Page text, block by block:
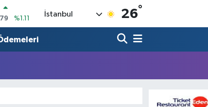
%1.11
%0.18
İstanbul 26°